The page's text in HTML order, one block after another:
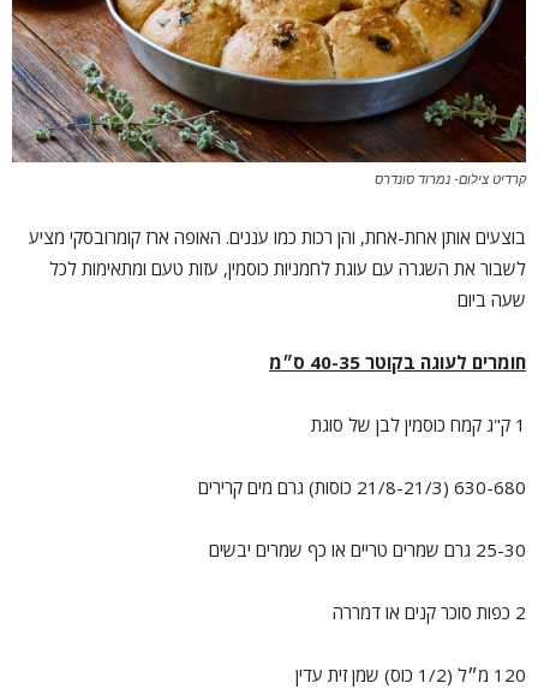
קרדיט צילום- נמרוד סונדרס
בוצעים אותן אחת-אחת, והן רכות כמו עננים. האופה ארז קומרובסקי מציע
לשבור את השגרה עם עוגת לחמניות כוסמין, עזות טעם ומתאימות לכל
שעה ביום
חומרים לעוגה בקוטר 40-35 ס״מ
1 ק"ג קמח כוסמין לבן של סוגת
630-680 (21/8-21/3 כוסות) גרם מים קרירים
25-30 גרם שמרים טריים או כף שמרים יבשים
2 כפות סוכר קנים או דמררה
120 מ״ל (1/2 כוס) שמן זית עדין